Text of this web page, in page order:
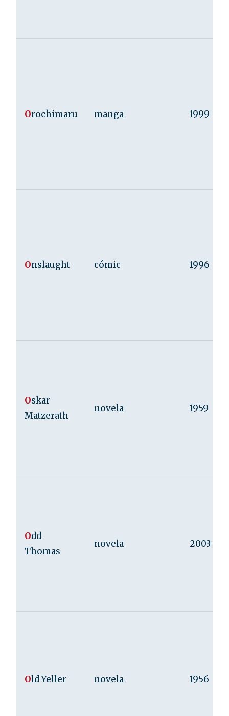
Orochimaru manga 1999
Onslaught cómic 1996
Oskar
Matzerath
novela 1959
Odd
Thomas
novela 2003
Old Yeller novela 1956